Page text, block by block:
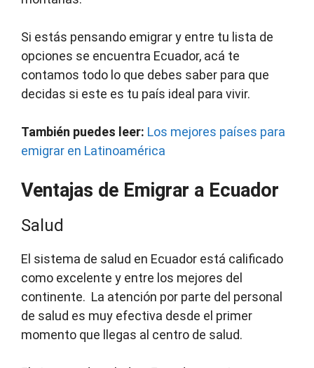
Si estás pensando emigrar y entre tu lista de
opciones se encuentra Ecuador, acá te
contamos todo lo que debes saber para que
decidas si este es tu país ideal para vivir.
También puedes leer: Los mejores países para
emigrar en Latinoamérica
Ventajas de Emigrar a Ecuador
Salud
El sistema de salud en Ecuador está calificado
como excelente y entre los mejores del
continente. La atención por parte del personal
de salud es muy efectiva desde el primer
momento que llegas al centro de salud.